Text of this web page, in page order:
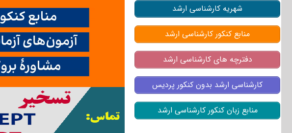
شهریه کارشناسی ارشد
منابع کنکور کارشناسی ارشد
دفترچه های کارشناسی ارشد
کارشناسی ارشد بدون کنکور پردیس
منابع زبان کنکور کارشناسی ارشد